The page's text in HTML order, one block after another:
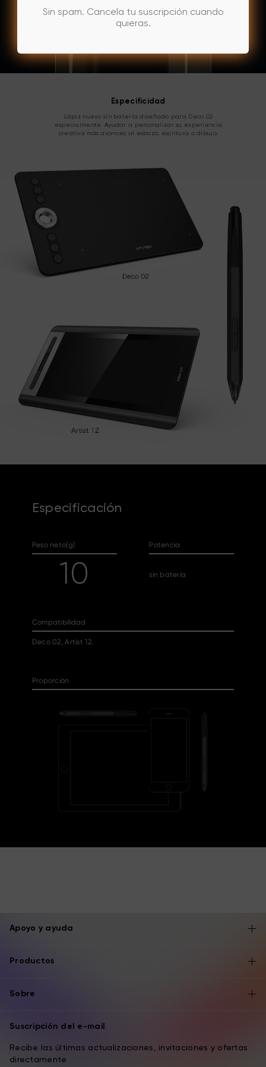
Especificidad
Lápiz nuevo sin batería diseñado para Deco 02
especialmente. Ayudar a personalizar su experiencia
creativa más avances al esbozo, escritura o dibujo.
Especificación
Peso neto(g)
10
Potencia
sin batería
Compatibilidad
Deco 02, Artist 12.
Proporción
Apoyo y ayuda
Productos
Sobre
Suscripción del e-mail
Recibe las últimas actualizaciones, invitaciones y ofertas
directamente
Sin spam. Cancela tu suscripción cuando
quieras.